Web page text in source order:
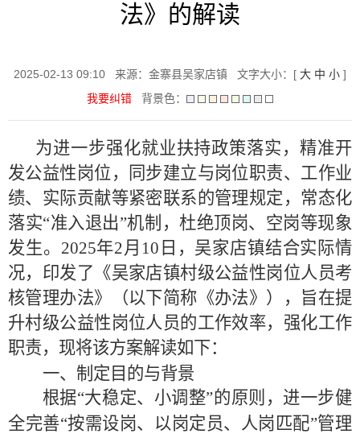
法》的解读
2025-02-13 09:10 来源：金寨县吴家店镇 文字大小：[大 中 小 ]
我要纠错
背景色：
为进一步强化就业扶持政策落实，精准开
发公益性岗位 ，
同步建立与岗位职责、工作业
绩、实际贡献等紧密联系的管理规定 ， 常态化
落实“准入退出”机制，杜绝顶岗、空岗等现象
发生。 2025年2月10日， 吴家店镇结合实际情
况， 印发了《吴家店镇村级公益性岗位人员考
核管理办法》（以下简称《办法》），旨在提
升村级公益性岗位人员的工作效率，强化工作
职责， 现将该方案解读如下：
一、 制定目的与背景
根据“大稳定、小调整”的原则，进一步健
全完善“按需设岗、以岗定员、人岗匹配”管理